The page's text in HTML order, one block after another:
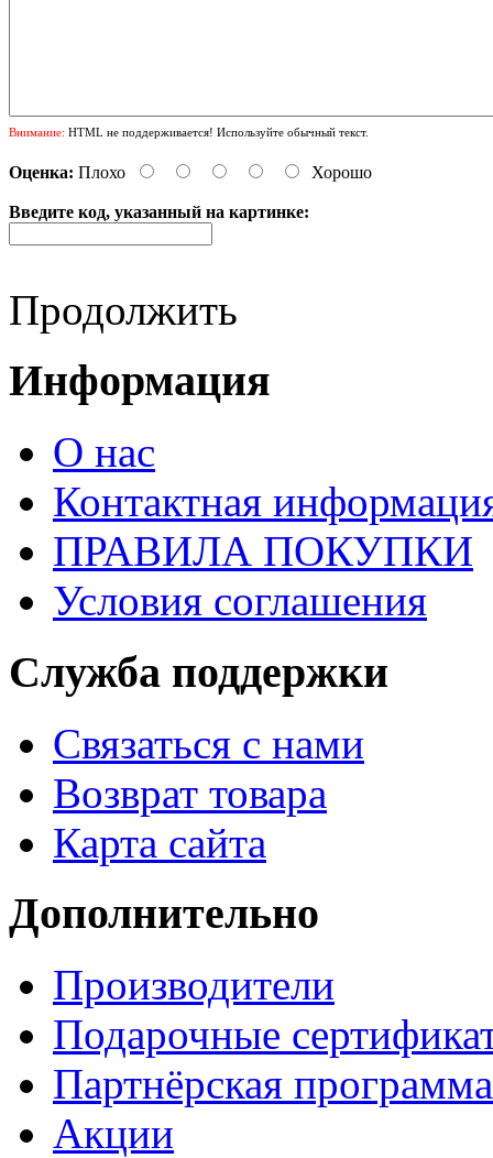
Внимание: HTML не поддерживается! Используйте обычный текст.
Оценка: Плохо Хорошо
Введите код, указанный на картинке:
Продолжить
Информация
О нас
Контактная
ПРАВИЛА ПОКУПКИ
Условия соглашения
Служба поддержки
Связаться с нами
Возврат товара
Карта сайта
Дополнительно
Производители
Подарочные
Партнёрская программа
Акции